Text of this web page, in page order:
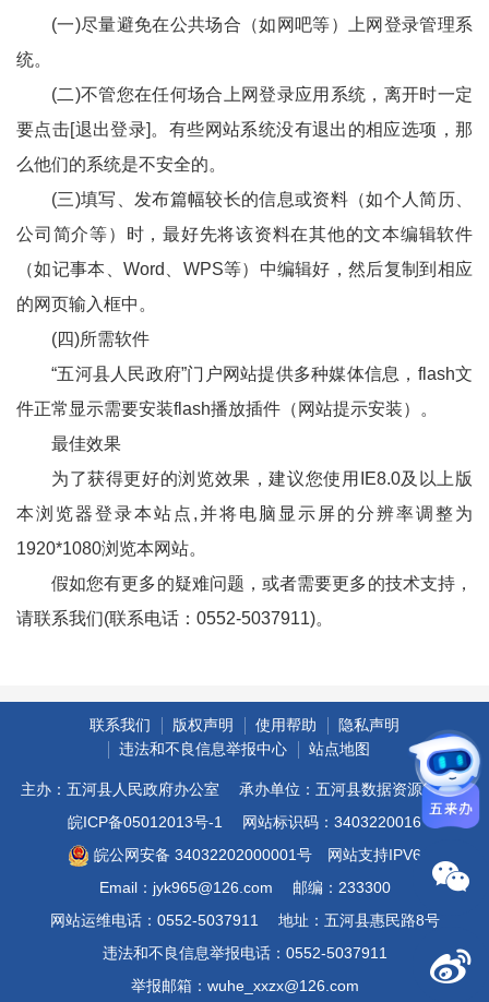
(一)尽量避免在公共场合（如网吧等）上网登录管理系
统。
(二)不管您在任何场合上网登录应用系统，离开时一定
要点击[退出登录]。有些网站系统没有退出的相应选项，那
么他们的系统是不安全的。
(三)填写、发布篇幅较长的信息或资料（如个人简历、
公司简介等）时，最好先将该资料在其他的文本编辑软件
（如记事本、Word、WPS等）中编辑好，然后复制到相应
的网页输入框中。
(四)所需软件
“五河县人民政府”门户网站提供多种媒体信息，flash文
件正常显示需要安装flash播放插件（网站提示安装）。
最佳效果
为了获得更好的浏览效果，建议您使用IE8.0及以上版
本浏览器登录本站点,并将电脑显示屏的分辨率调整为
1920*1080浏览本网站。
假如您有更多的疑难问题，或者需要更多的技术支持，
请联系我们(联系电话：0552-5037911)。
联系我们 版权声明 使用帮助
隐私声明
违法和不良信息举报中心
站点地图
主办：五河县人民政府办公室
承办单位：五河县数据资源管理局
皖ICP备05012013号-1
网站标识码：3403220016
皖公网安备 34032202000001号
网站支持IPV6
Email：jyk965@126.com
邮编：233300
网站运维电话：0552-5037911
地址：五河县惠民路8号
违法和不良信息举报电话：0552-5037911
举报邮箱：wuhe_xxzx@126.com